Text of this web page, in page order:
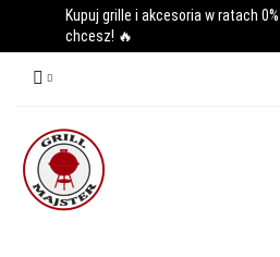
Kupuj grille i akcesoria w ratach
chcesz! 🔥